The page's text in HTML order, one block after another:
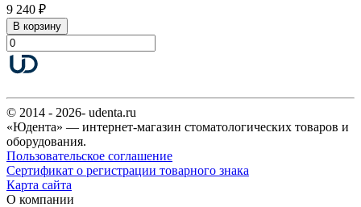
9 240 ₽
В корзину
© 2014 - 2026- udenta.ru
«Юдента» — интернет-магазин стоматологических товаров и
оборудования.
Пользовательское соглашение
Сертификат о регистрации товарного знака
Карта сайта
О компании